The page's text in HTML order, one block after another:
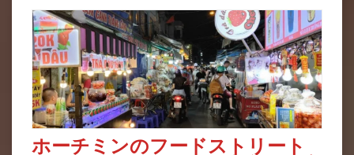
ホーチミンのフードストリート